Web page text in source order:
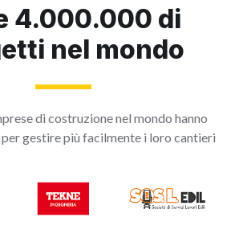
4.000.000 di
nel mondo
di costruzione nel mondo hanno
gestire più facilmente i loro cantieri